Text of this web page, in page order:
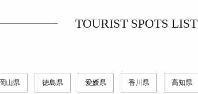
TOURIST SPOTS LIST
岡山県 徳島県 愛媛県 香川県 高知県